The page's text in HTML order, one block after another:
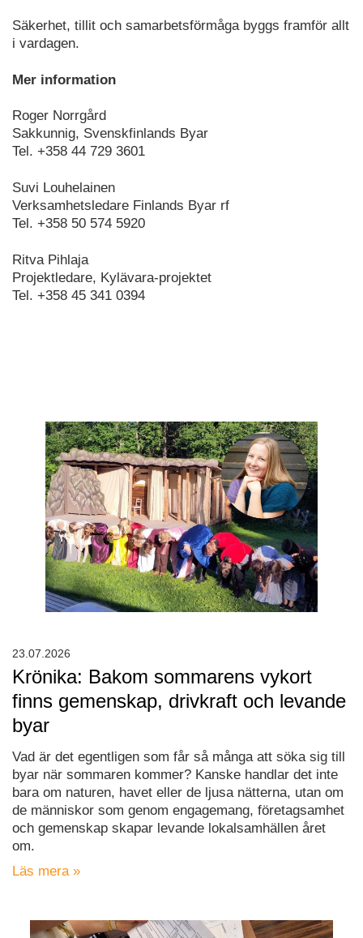
Säkerhet, tillit och samarbetsförmåga byggs framför allt
i vardagen.
Mer information
Roger Norrgård
Sakkunnig, Svenskfinlands Byar
Tel. +358 44 729 3601
Suvi Louhelainen
Verksamhetsledare Finlands Byar rf
Tel. +358 50 574 5920
Ritva Pihlaja
Projektledare, Kylävara-projektet
Tel. +358 45 341 0394
Krönika: Bakom sommarens vykort
finns gemenskap, drivkraft och levande
byar
Vad är det egentligen som får så många att söka sig till
byar när sommaren kommer? Kanske handlar det inte
bara om naturen, havet eller de ljusa nätterna, utan om
de människor som genom engagemang, företagsamhet
och gemenskap skapar levande lokalsamhällen året
om.
Läs mera »
23.07.2026